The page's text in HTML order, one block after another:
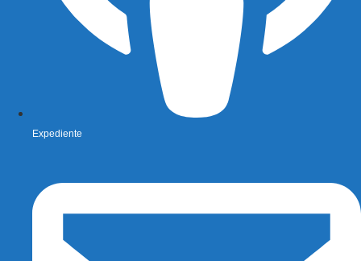
Expediente